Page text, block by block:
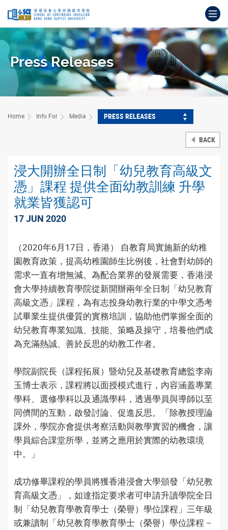
content
start
Press Releases
Home Info For Media PRESS RELEASES
BACK
浸大開辦全日制「幼兒教育高級文
憑」課程 提供全面幼教訓練 升學
就業皆獲認可
17 JUN 2020
（2020年6月17日，香港） 自教育局實施新的幼稚
園教育政策，提高幼稚園師生比例後，社會對幼師的
需求一直有增無減。為配合業界的發展需要，香港浸
會大學持續教育學院從新開辦兩年全日制「幼兒教育
高級文憑」課程，為有志投身幼教行業的中學文憑考
試畢業生提供優質的實務培訓，協助他們掌握全面的
幼兒教育專業知識、技能、策略及操守，培養他們成
為充滿熱誠、善於反思的幼教工作者。
學院副院長（課程拓展）暨幼兒及基礎教育總監李南
玉博士表示，課程將以面授模式進行，內容涵蓋專業
學科、選修學科以及通識學科，透過學員與導師以至
同儕間的互動，啟發討論、促進反思。「除教授理論
課外，學院亦會提供考察活動與教學實習的機會，讓
學員綜合課堂所學，並將之應用於實際的幼教環境
中。」
成功修畢課程的學員將獲香港浸會大學頒發「幼兒教
育高級文憑」，如達指定要求者可申請升讀學院全日
制「幼兒教育學教育學士（榮譽）學位課程」三年級
或兼讀制「幼兒教育學教育學士（榮譽）學位課程 –